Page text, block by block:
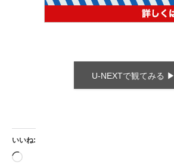
U-NEXTで観てみる ▶
いいね:
読